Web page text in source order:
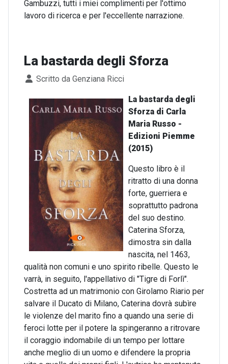
Gambuzzi, tutti i miei complimenti per l'ottimo
lavoro di ricerca e per l'eccellente narrazione.
La bastarda degli Sforza
Dettagli
Scritto da Genziana Ricci
La bastarda degli
Sforza di Carla
Maria Russo -
Edizioni Piemme
(2015)
Questo libro è il
ritratto di una donna
forte, guerriera e
soprattutto padrona
del suo destino.
Caterina Sforza,
dimostra sin dalla
nascita, nel 1463,
qualità non comuni e uno spirito ribelle. Questo le
varrà, in seguito, l'appellativo di "Tigre di Forlì".
Costretta ad un matrimonio con Girolamo Riario per
salvare il Ducato di Milano, Caterina dovrà subìre
le violenze del marito fino a quando una serie di
feroci lotte per il potere la spingeranno a ritrovare
il coraggio indomabile di un tempo per lottare
anche meglio di un uomo e difendere la propria